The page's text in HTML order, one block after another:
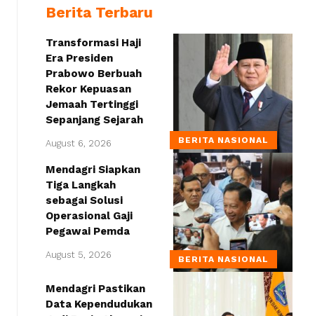
Berita Terbaru
BERITA NASIONAL
Transformasi Haji
Era Presiden
Prabowo Berbuah
Rekor Kepuasan
Jemaah Tertinggi
Sepanjang Sejarah
August 6, 2026
BERITA NASIONAL
Mendagri Siapkan
Tiga Langkah
sebagai Solusi
Operasional Gaji
Pegawai Pemda
August 5, 2026
Mendagri Pastikan
Data Kependudukan